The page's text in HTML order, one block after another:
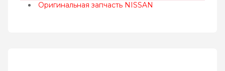
Оригинальная запчасть NISSAN